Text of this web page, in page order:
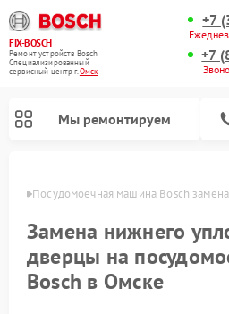
FIX-BOSCH
Ремонт устройств Bosch
Специализированный
cервисный центр г.Омск
+7
+7
Мы ремонтируем
Посудомоечная машина Bosch
Замена нижнего
дверцы на
Bosch в Омске